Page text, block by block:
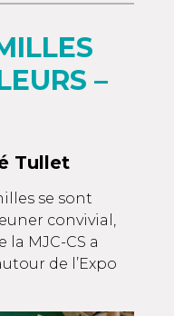
–
Tullet
se sont
convivial,
la MJC-CS a
de l’Expo